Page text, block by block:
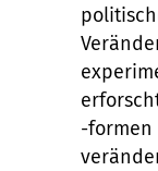
-formen